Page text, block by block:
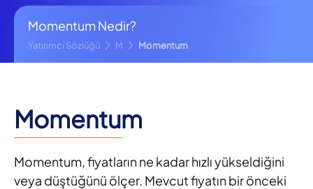
Momentum Nedir?
Yatırımcı Sözlüğü M Momentum
Momentum
Momentum, fiyatların ne kadar hızlı yükseldiğini
veya düştüğünü ölçer. Mevcut fiyatın bir önceki